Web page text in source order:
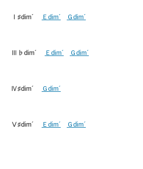
Ⅰ♯dim´ Ｅdim´ Ｇdim´
Ⅲ♭dim´ Ｅdim´ Ｇdim´
Ⅳ♯dim´ Ｇdim´
Ⅴ♯dim´ Ｅdim´ Ｇdim´